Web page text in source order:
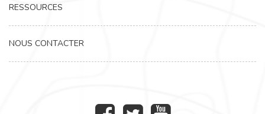
RESSOURCES
NOUS CONTACTER